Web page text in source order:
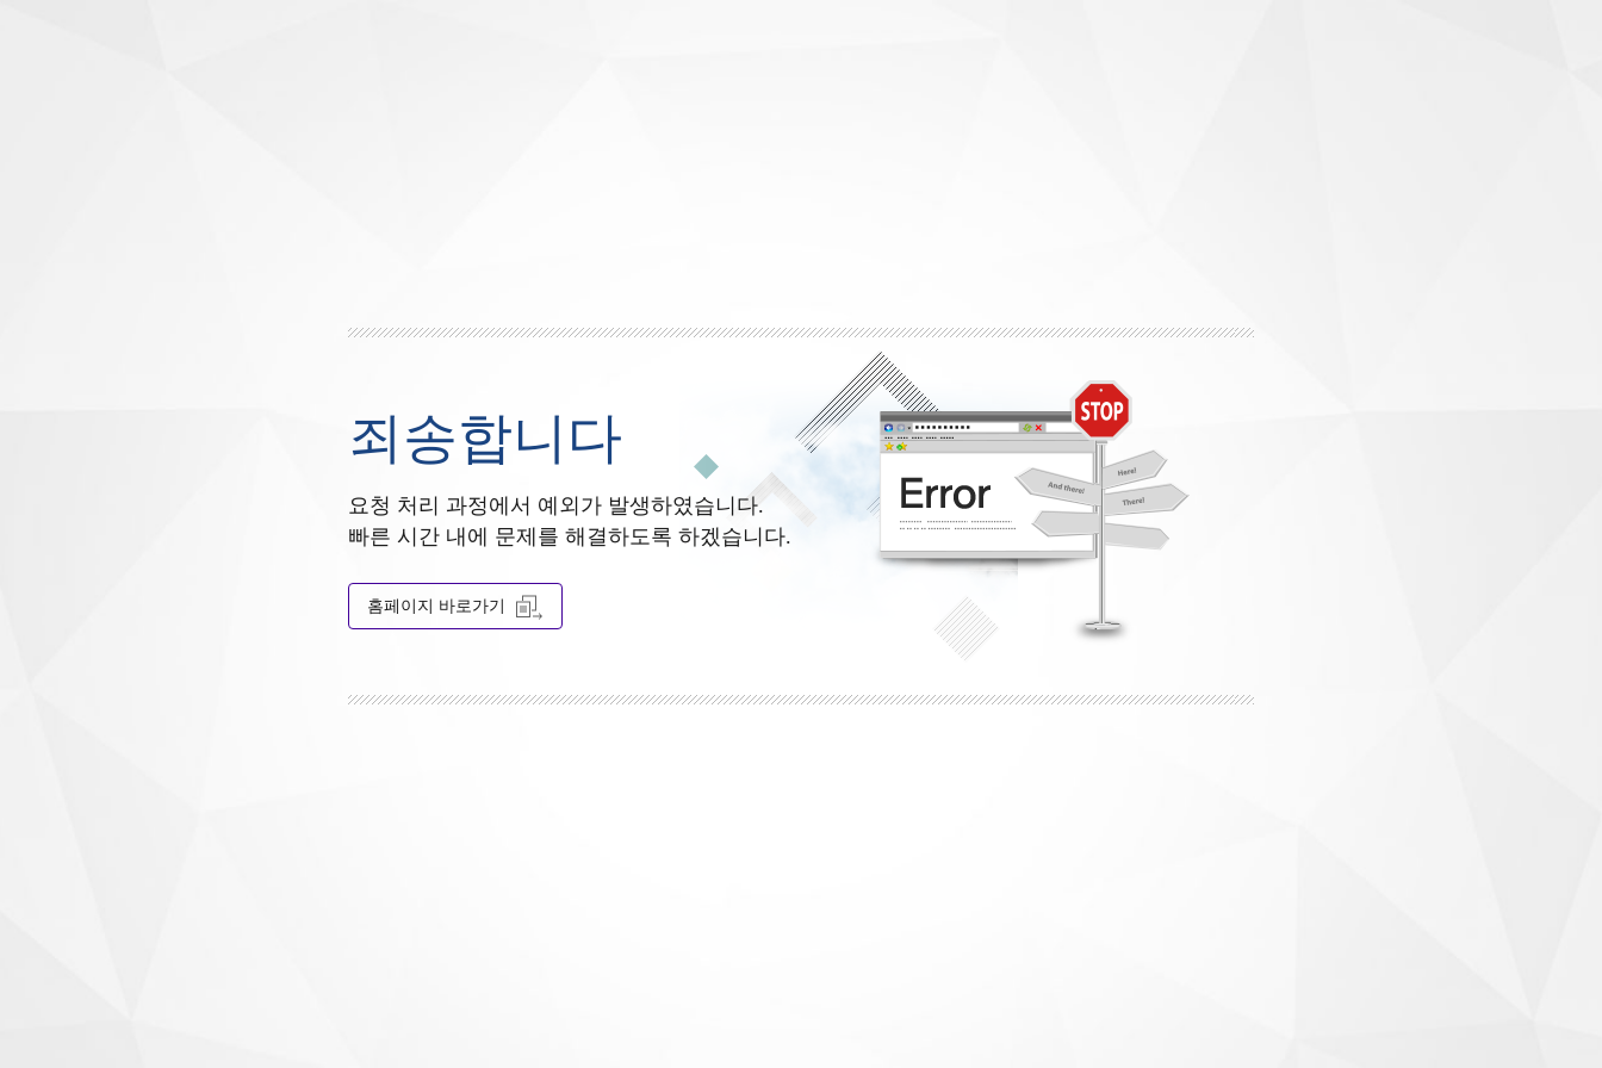
죄송합니다
요청 처리 과정에서 예외가 발생하였습니다.
빠른 시간 내에 문제를 해결하도록 하겠습니다.
홈페이지 바로가기